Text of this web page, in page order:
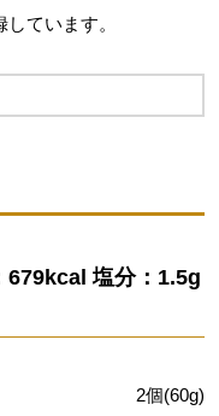
ています。
塩分：1.5g
2個(60g)